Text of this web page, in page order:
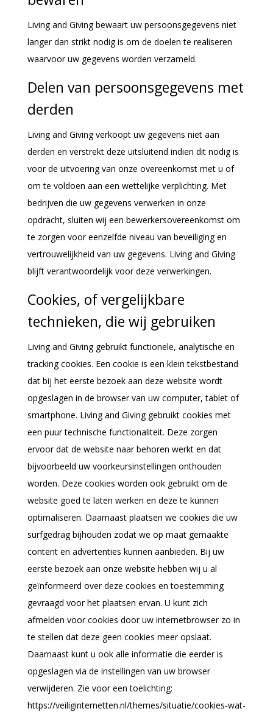
Living and Giving bewaart uw persoonsgegevens niet
langer dan strikt nodig is om de doelen te realiseren
waarvoor uw gegevens worden verzameld.
Delen van persoonsgegevens met
derden
Living and Giving verkoopt uw gegevens niet aan
derden en verstrekt deze uitsluitend indien dit nodig is
voor de uitvoering van onze overeenkomst met u of
om te voldoen aan een wettelijke verplichting. Met
bedrijven die uw gegevens verwerken in onze
opdracht, sluiten wij een bewerkersovereenkomst om
te zorgen voor eenzelfde niveau van beveiliging en
vertrouwelijkheid van uw gegevens. Living and Giving
blijft verantwoordelijk voor deze verwerkingen.
Cookies, of vergelijkbare
technieken, die wij gebruiken
Living and Giving gebruikt functionele, analytische en
tracking cookies. Een cookie is een klein tekstbestand
dat bij het eerste bezoek aan deze website wordt
opgeslagen in de browser van uw computer, tablet of
smartphone. Living and Giving gebruikt cookies met
een puur technische functionaliteit. Deze zorgen
ervoor dat de website naar behoren werkt en dat
bijvoorbeeld uw voorkeursinstellingen onthouden
worden. Deze cookies worden ook gebruikt om de
website goed te laten werken en deze te kunnen
optimaliseren. Daarnaast plaatsen we cookies die uw
surfgedrag bijhouden zodat we op maat gemaakte
content en advertenties kunnen aanbieden. Bij uw
eerste bezoek aan onze website hebben wij u al
geïnformeerd over deze cookies en toestemming
gevraagd voor het plaatsen ervan. U kunt zich
afmelden voor cookies door uw internetbrowser zo in
te stellen dat deze geen cookies meer opslaat.
Daarnaast kunt u ook alle informatie die eerder is
opgeslagen via de instellingen van uw browser
verwijderen. Zie voor een toelichting:
https://veiliginternetten.nl/themes/situatie/cookies-wat-